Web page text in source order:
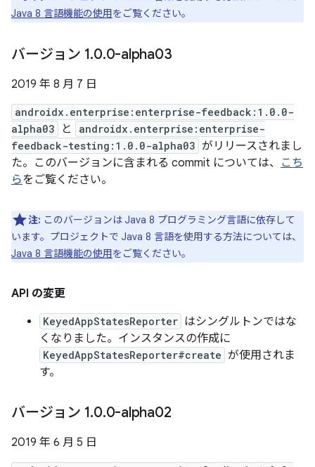
Java 8 言語機能の使用をご覧ください。
バージョン 1.0.0-alpha03
2019 年 8 月 7 日
androidx.enterprise:enterprise-feedback:1.0.0-
alpha03
と
androidx.enterprise:enterprise-
feedback-testing:1.0.0-alpha03 がリリースされまし
た。このバージョンに含まれる commit については、 こち
らをご覧ください。
注: このバージョンは Java 8 プログラミング言語に依存して
います。プロジェクトで Java 8 言語を使用する方法については、
Java 8 言語機能の使用をご覧ください。
API の変更
KeyedAppStatesReporter はシングルトンではな
くなりました。インスタンスの作成に
KeyedAppStatesReporter#create が使用されま
す。
バージョン 1.0.0-alpha02
2019 年 6 月 5 日